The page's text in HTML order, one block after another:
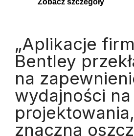
„Aplikacje
Bentley
na
wydajności
znaczną